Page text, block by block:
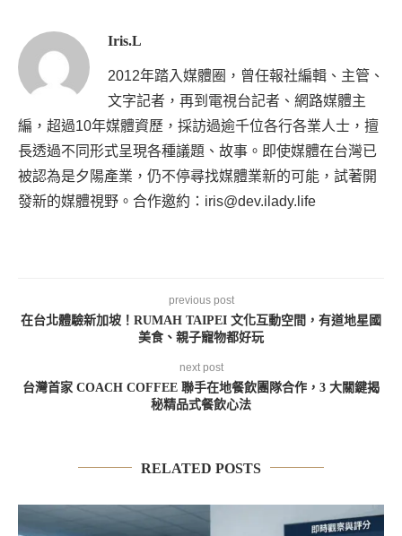
Iris.L
2012年踏入媒體圈，曾任報社編輯、主管、
文字記者，再到電視台記者、網路媒體主
編，超過10年媒體資歷，採訪過逾千位各行各業人士，擅
長透過不同形式呈現各種議題、故事。即使媒體在台灣已
被認為是夕陽產業，仍不停尋找媒體業新的可能，試著開
發新的媒體視野。合作邀約：iris@dev.ilady.life
previous post
在台北體驗新加坡！RUMAH TAIPEI 文化互動空間，有道地星國
美食、親子寵物都好玩
next post
台灣首家 COACH COFFEE 聯手在地餐飲團隊合作，3 大關鍵揭
秘精品式餐飲心法
RELATED POSTS